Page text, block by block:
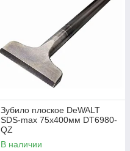
Зубило плоское DeWALT
SDS-max 75х400мм DT6980-
QZ
В наличии